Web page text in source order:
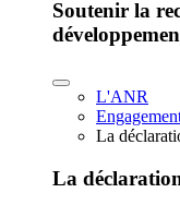
Soutenir la
L'ANR
La
La